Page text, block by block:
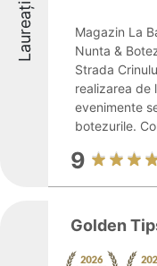
Laureați
Magazin La
Nunta &
Strada
realizarea de
evenimente
botezurile.
9
Golden